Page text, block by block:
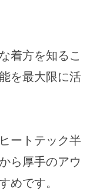
着方を知るこ
を最大限に活
ートテック半
ら厚手のアウ
めです。